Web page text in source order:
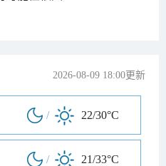
2026-08-09 18:00更新
/ 22/30°C
/ 21/33°C